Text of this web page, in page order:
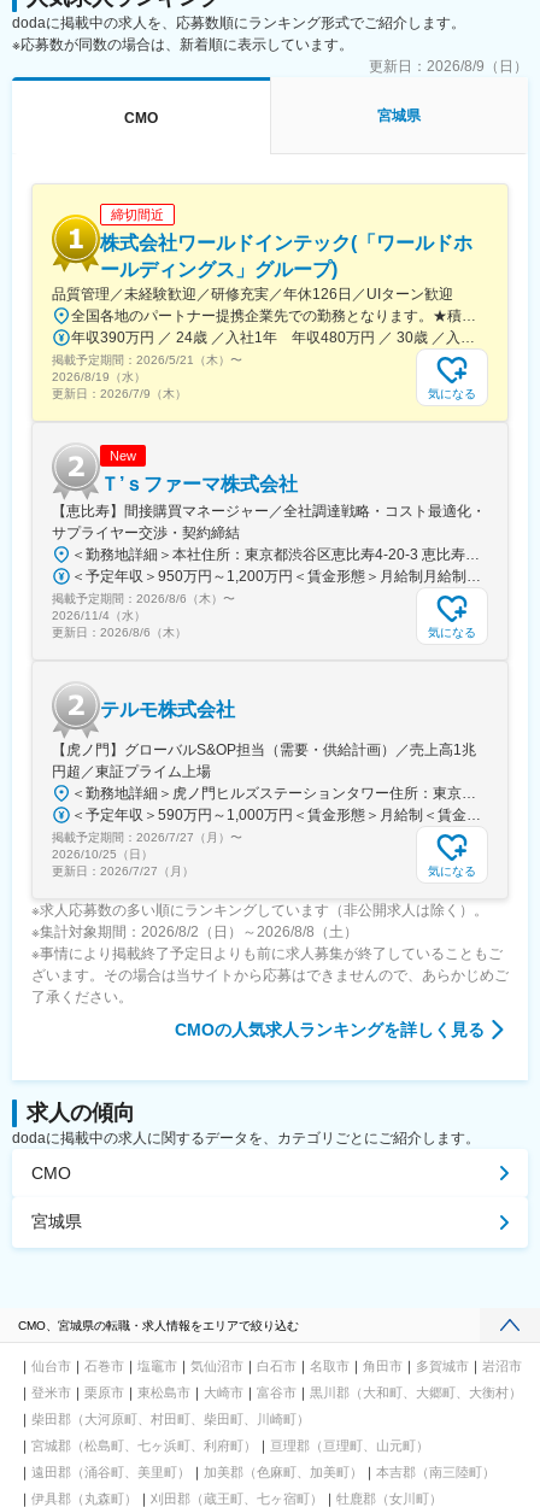
■担当製品：
心臓や下肢の血管の病気に対し、カテーテルを用いて治療する
「バスキュラーインターベンション（血管内カテーテル治療）」
肝臓がんの化学療法「インターベンショナルオンコロジー」に関
医師が求める操作性や品質を追求するとともに、患者さんの身体
https://www.terumo.co.jp/business/tis
■配属エリア：
国内支店のいずれかの配属となります。それぞれ在籍拠点をベー
スにチームでエリアを担当しています。業務を通じた「感動」と
「成長」を大事にする職場でチーム活動を重視した風土です。
■担当に関して：
大学病院などの基幹病院を担当いただきます。
■仕事の魅力：
治療部位や手順に合わせて多様な製品を展開する中で、患者さん
には治療効果とQOLの向上を、ドクターには手技において最大限
のパフォーマンスを発揮できる製品を提供することを目指してい
ます。中でもMRは製品情報提供のみならず、販売した医療機器が
安全に使用されるために研修会を開催しり、使用にあたってのト
レーニングの機会を提供するなど重要な役割を担っているため、
やりがいを感じられます。
dodaに掲載中の求人を、応募数順にランキング形式でご紹介します。
※応募数が同数の場合は、新着順に表示しています。
更新日： 2026/8/9（日）
CMO 宮城県
締切間近
株式会社ワールドインテック(「ワールドホ
ールディングス」グループ)
品質管理／未経験歓迎／研修充実／年休126日／UIターン歓迎
全国各地のパートナー提携企業先での勤務となります。★積極採用中エリア東京・神奈川・千葉・埼玉・大阪・京都・滋賀・兵庫・愛知・三重・福岡※北海道・沖縄県を除く45都府県に多彩なプロジェクトを用意。※勤務地は希望を最大限考慮して決定します。※U・Iターン歓迎！住宅補助あり（月6万7000円まで会社補助）＼NEW！エリア制度導入／全国でスキルを伸ばしたい方も、好きな場所で研究をしたい方も、ご希望をお聞かせください！詳細は選考時にご案内いたします。【配属先企業の一例】中外製薬株式会社中外製薬工業株式会社株式会社明治堺化学工業株式会社日本化薬株式会社日東電工株式会社 豊橋事業所ニプロファーマ株式会社 大舘工場株式会社カネカ株式会社DNPファインケミカル宇都宮株式会社中外医科学研究所東邦チタニウム株式会社高田製薬株式会社株式会社理研ジェネシス株式会社マテリアルゲート三井化学EMS株式会社株式会社エネコート 他
年収390万円 ／ 24歳 ／入社1年 年収480万円 ／ 30歳 ／入社6年
掲載予定期間： 2026/5/21（木） 〜
2026/8/19（水）
更新日： 2026/7/9（木） 気になる
New
Ｔ’ｓファーマ株式会社
【恵比寿】間接購買マネージャー／全社調達戦略・コスト最適化・
サプライヤー交渉・契約締結
＜勤務地詳細＞本社住所：東京都渋谷区恵比寿4-20-3 恵比寿ガーデンプレイスタワー18F勤務地最寄駅：各線／恵比寿駅受動喫煙対策：屋内全面禁煙変更の範囲：会社の定める事業所（リモートワーク含む）
＜予定年収＞950万円～1,200万円＜賃金形態＞月給制月給制。ご経験等により変動あり、当社既定により決定。＜賃金内訳＞月額（基本給）：688,000円～869,000円＜月給＞688,000円～869,000円＜昇給有無＞有＜残業手当＞有＜給与補足＞ご経験等により変動あり、当社既定により決定。業績賞与年1回、昇給年1回。賃金はあくまでも目安の金額であり、選考を通じて上下する可能性があります。月給(月額)は固定手当を含めた表記です。
掲載予定期間： 2026/8/6（木） 〜
2026/11/4（水）
更新日： 2026/8/6（木） 気になる
テルモ株式会社
【虎ノ門】グローバルS&OP担当（需要・供給計画）／売上高1兆
円超／東証プライム上場
＜勤務地詳細＞虎ノ門ヒルズステーションタワー住所：東京都港区虎ノ門２丁目６－１ 虎ノ門ヒルズ ステーションタワー 受動喫煙対策：敷地内喫煙可能場所あり変更の範囲：会社の定める事業所
＜予定年収＞590万円～1,000万円＜賃金形態＞月給制＜賃金内訳＞月額（基本給）：279,000円～534,000円＜月給＞279,000円～534,000円＜昇給有無＞有＜残業手当＞有＜給与補足＞※上記年収はあくまでも目安の金額であり、選考を通じて経験、能力等を考慮し同社規定により決定します。■賞与あり（年2回）■昇給・昇格あり（年1回）■職位：一般職～主任職賃金はあくまでも目安の金額であり、選考を通じて上下する可能性があります。月給(月額)は固定手当を含めた表記です。
掲載予定期間： 2026/7/27（月） 〜
2026/10/25（日）
更新日： 2026/7/27（月） 気になる
※求人応募数の多い順にランキングしています（非公開求人は除く）。
※集計対象期間：2026/8/2（日）～2026/8/8（土）
※事情により掲載終了予定日よりも前に求人募集が終了していることもご
ざいます。その場合は当サイトから応募はできませんので、あらかじめご
了承ください。
CMOの人気求人ランキングを詳しく見る
求人の傾向
dodaに掲載中の求人に関するデータを、カテゴリごとにご紹介します。
CMO
宮城県
CMO、宮城県の転職・求人情報をエリアで絞り込む
仙台市 石巻市 塩竈市 気仙沼市 白石市 名取市 角田市 多賀城市
岩沼市
登米市
栗原市 東松島市 大崎市 富谷市
黒川郡（大和町、大郷町、大衡村）
柴田郡（大河原町、村田町、柴田町、川崎町）
宮城郡（松島町、七ヶ浜町、利府町）
亘理郡（亘理町、山元町）
遠田郡（涌谷町、美里町）
加美郡（色麻町、加美町）
本吉郡（南三陸町）
伊具郡（丸森町）
刈田郡（蔵王町、七ヶ宿町） 牡鹿郡（女川町）